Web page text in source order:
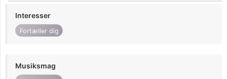
Interesser
Fortæller dig
Musiksmag